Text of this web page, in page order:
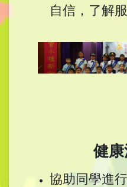
自信，了解
健
協助同學進